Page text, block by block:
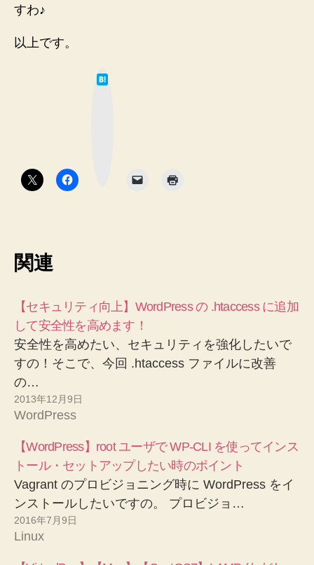
すわ♪
以上です。
関連
【セキュリティ向上】WordPress の .htaccess に追加
して安全性を高めます！
安全性を高めたい、セキュリティを強化したいで
すの！そこで、今回 .htaccess ファイルに改善
の…
2013年12月9日
WordPress
【WordPress】root ユーザで WP-CLI を使ってインス
トール・セットアップしたい時のポイント
Vagrant のプロビジョニング時に WordPress をイ
ンストールしたいですの。 プロビジョ…
2016年7月9日
Linux